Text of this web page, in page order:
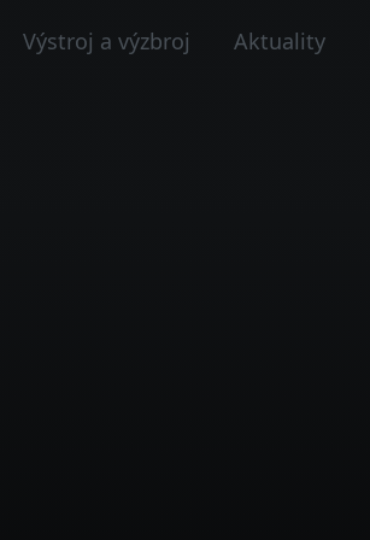
Výstroj a výzbroj Aktuality